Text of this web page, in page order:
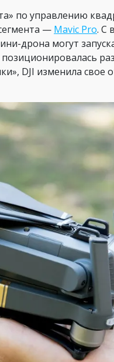
по управлению
— Mavic Pro. С
дрона могут
DJI изменила